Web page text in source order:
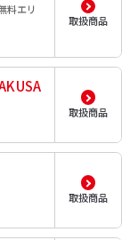
料エリ
取扱商品
取扱商品
取扱商品